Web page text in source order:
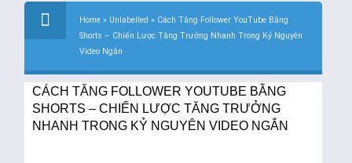
Home » Unlabelled » Cách Tăng Follower YouTube Bằng
Shorts – Chiến Lược Tăng Trưởng Nhanh Trong Kỷ Nguyên
Video Ngắn
CÁCH TĂNG FOLLOWER YOUTUBE BẰNG
SHORTS – CHIẾN LƯỢC TĂNG TRƯỞNG
NHANH TRONG KỶ NGUYÊN VIDEO NGẮN